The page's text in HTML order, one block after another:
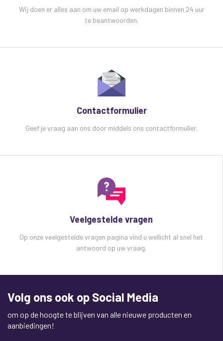
Wij doen er alles aan om uw email op werkdagen binnen 24 uur
te beantwoorden.
Contactformulier
Geef je vraag aan ons door middels ons contactformulier.
Veelgestelde vragen
Op onze veelgestelde vragen pagina vind u wellicht al snel het
antwoord op uw vraag.
Volg ons ook op Social Media
om op de hoogte te blijven van alle nieuwe producten en
aanbiedingen!